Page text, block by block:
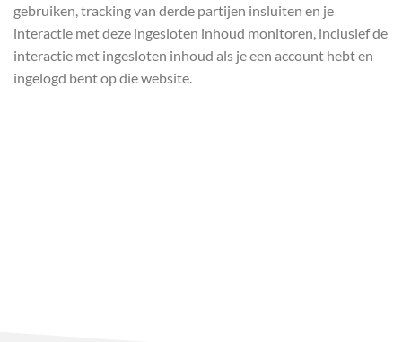
gebruiken, tracking van derde partijen insluiten en je
interactie met deze ingesloten inhoud monitoren, inclusief de
interactie met ingesloten inhoud als je een account hebt en
ingelogd bent op die website.